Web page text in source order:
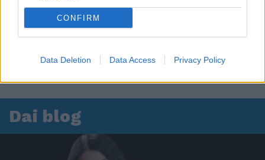
CONFIRM
Data Deletion Data Access Privacy Policy
Dai blog